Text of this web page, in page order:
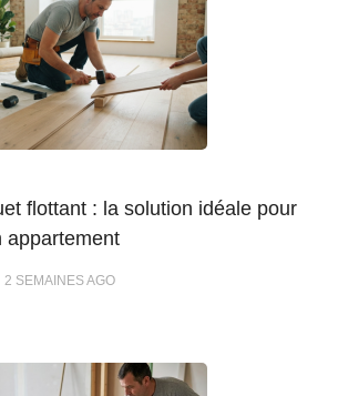
flottant : la solution idéale pour
appartement
2 SEMAINESAGO